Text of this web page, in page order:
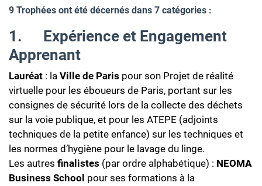
9 Trophées ont été décernés dans 7 catégories :
1.
Expérience et Engagement
Apprenant
Lauréat : la Ville de Paris pour son Projet de réalité
virtuelle pour les éboueurs de Paris, portant sur les
consignes de sécurité lors de la collecte des déchets
sur la voie publique, et pour les ATEPE (adjoints
techniques de la petite enfance) sur les techniques et
les normes d’hygiène pour le lavage du linge.
Les autres finalistes (par ordre alphabétique) : NEOMA
Business School pour ses formations à la